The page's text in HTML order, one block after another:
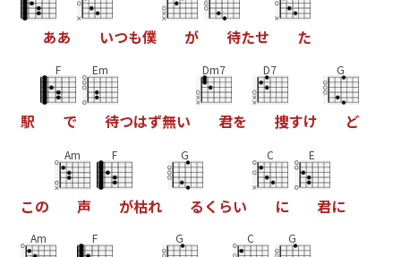
ああ いつも僕 が 待たせ た
駅
F
で
Em
待つはず無い
Dm7
君を
D7
捜すけ
G
ど
この
Am
声
F
が枯れ
G
る く らい
C
に
E
君に
Am F G C G